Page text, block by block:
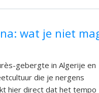
wat je niet
gebergte in Algerije en
die je nergens
hier direct dat het tempo